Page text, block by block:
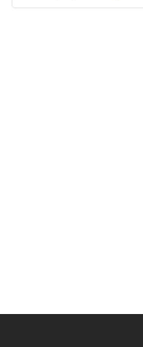
Marker Consort all